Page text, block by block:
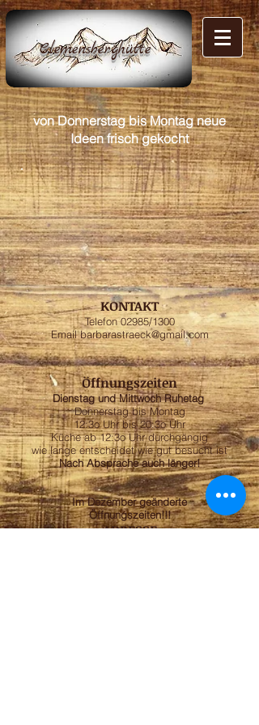
Clemensberghütte
von Donnerstag bis Montag neue
Ideen frisch gekocht
KONTAKT
Telefon 02985/1300
Emailbarbarastraeck@gmail.com
Öffnungszeiten
Dienstag und Mittwoch Ruhetag
Donnerstag bis Montag
12:3o Uhr bis 20:3o Uhr
Küche ab 12:3o Uhr durchgängig
wie lange entscheidet wie gut besucht ist
Nach Absprache auch länger!
Im Dezember geänderte
Öffnungszeiten!!!
ADRESSE